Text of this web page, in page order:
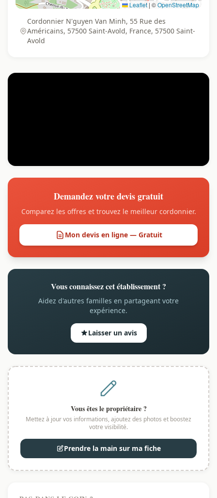
Leaflet | ©OpenStreetMap
Cordonnier N'guyen Van Minh, 55 Rue des
Américains, 57500 Saint-Avold, France, 57500 Saint-
Avold
Demandez votre devis gratuit
Comparez les offres et trouvez le meilleur cordonnier.
Mon devis en ligne — Gratuit
Vous connaissez cet établissement ?
Aidez d'autres familles en partageant votre
expérience.
Laisser un avis
Vous êtes le propriétaire ?
Mettez à jour vos informations, ajoutez des photos et boostez
votre visibilité.
Prendre la main sur ma fiche